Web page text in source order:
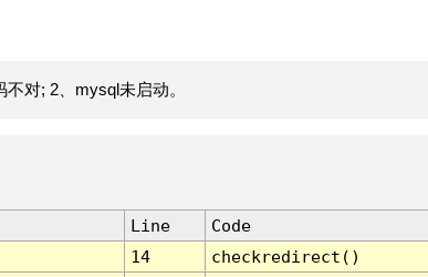
对; 2、mysql未启动。
Line
Code
14
checkredirect()